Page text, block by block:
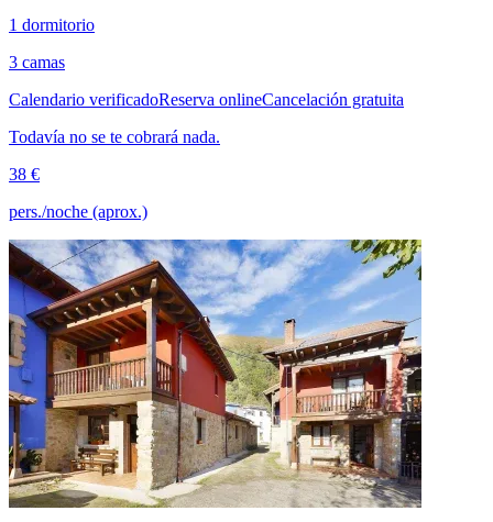
1 dormitorio
3 camas
Calendario verificadoReserva onlineCancelación gratuita
Todavía no se te cobrará nada.
38 €
pers./noche (aprox.)